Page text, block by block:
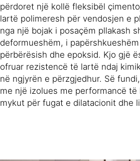
përdoret një kollë fleksibël
lartë polimeresh për vendosjen e
nga një bojak i posaçëm pllakash
deformueshëm, i
përbërësish dhe epoksid. Kjo gjë
ofruar rezistencë të lartë ndaj
në ngjyrën e përzgjedhur. Së
me një izolues me performancë
mykut për fugat e dilatacionit dhe